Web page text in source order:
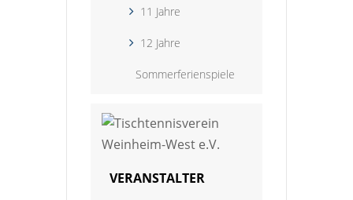
11 Jahre
12 Jahre
Sommerferienspiele
VERANSTALTER